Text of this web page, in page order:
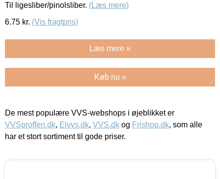
Til ligesliber/pinolsliber. (Læs mere)
6.75 kr. (Vis fragtpris)
Læs mere »
Køb nu »
De mest populære VVS-webshops i øjeblikket er
VVSproffen.dk, Elvvs.dk, VVS.dk og Frishop.dk, som alle
har et stort sortiment til gode priser.